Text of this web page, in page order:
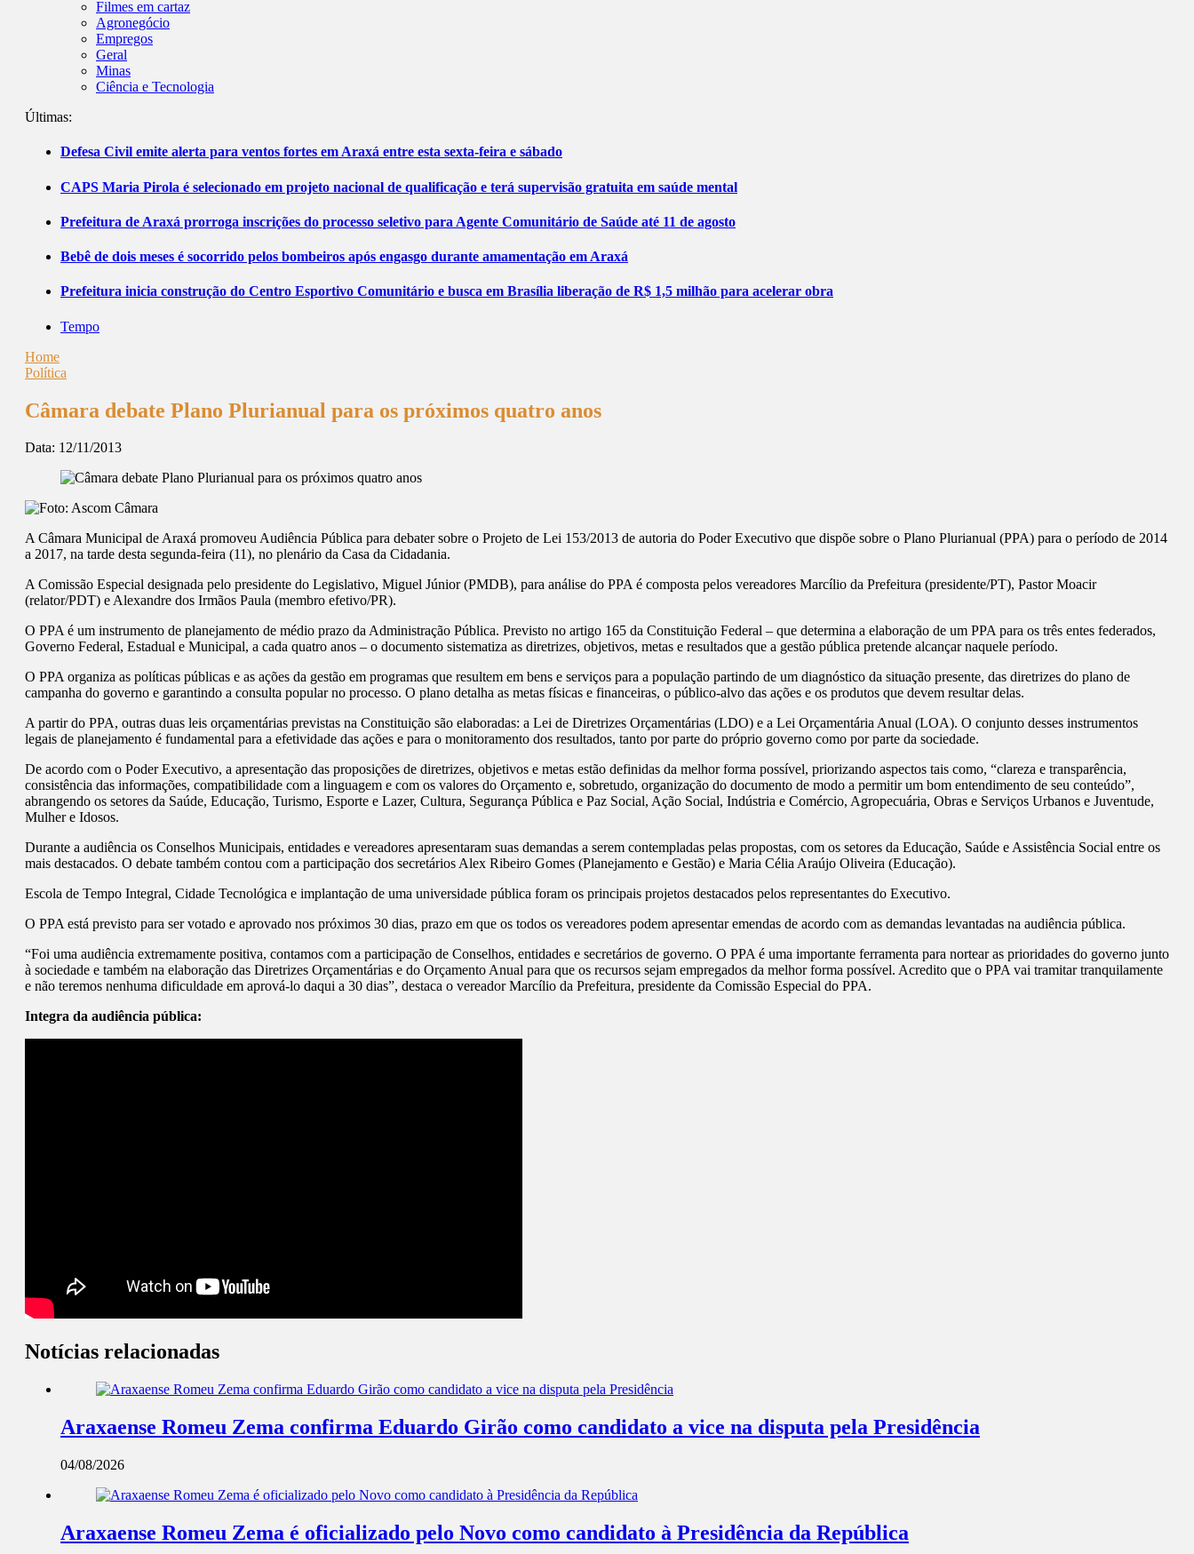
Filmes em cartaz
Agronegócio
Empregos
Geral
Minas
Ciência e Tecnologia
Últimas:
Defesa Civil emite alerta para ventos fortes em Araxá entre esta sexta-feira e sábado
CAPS Maria Pirola é selecionado em projeto nacional de qualificação e terá supervisão gratuita em saúde mental
Prefeitura de Araxá prorroga inscrições do processo seletivo para Agente Comunitário de Saúde até 11 de agosto
Bebê de dois meses é socorrido pelos bombeiros após engasgo durante amamentação em Araxá
Prefeitura inicia construção do Centro Esportivo Comunitário e busca em Brasília liberação de R$ 1,5 milhão para acelerar obra
Tempo
Home
Política
Câmara debate Plano Plurianual para os próximos quatro anos
Data: 12/11/2013
A Câmara Municipal de Araxá promoveu Audiência Pública para debater sobre o Projeto de Lei 153/2013 de autoria do Poder Executivo que dispõe sobre o Plano Plurianual (PPA) para o período de 2014
a 2017, na tarde desta segunda-feira (11), no plenário da Casa da Cidadania.
A Comissão Especial designada pelo presidente do Legislativo, Miguel Júnior (PMDB), para análise do PPA é composta pelos vereadores Marcílio da Prefeitura (presidente/PT), Pastor Moacir
(relator/PDT) e Alexandre dos Irmãos Paula (membro efetivo/PR).
O PPA é um instrumento de planejamento de médio prazo da Administração Pública. Previsto no artigo 165 da Constituição Federal – que determina a elaboração de um PPA para os três entes federados,
Governo Federal, Estadual e Municipal, a cada quatro anos – o documento sistematiza as diretrizes, objetivos, metas e resultados que a gestão pública pretende alcançar naquele período.
O PPA organiza as políticas públicas e as ações da gestão em programas que resultem em bens e serviços para a população partindo de um diagnóstico da situação presente, das diretrizes do plano de
campanha do governo e garantindo a consulta popular no processo. O plano detalha as metas físicas e financeiras, o público-alvo das ações e os produtos que devem resultar delas.
A partir do PPA, outras duas leis orçamentárias previstas na Constituição são elaboradas: a Lei de Diretrizes Orçamentárias (LDO) e a Lei Orçamentária Anual (LOA). O conjunto desses instrumentos
legais de planejamento é fundamental para a efetividade das ações e para o monitoramento dos resultados, tanto por parte do próprio governo como por parte da sociedade.
De acordo com o Poder Executivo, a apresentação das proposições de diretrizes, objetivos e metas estão definidas da melhor forma possível, priorizando aspectos tais como, “clareza e transparência,
consistência das informações, compatibilidade com a linguagem e com os valores do Orçamento e, sobretudo, organização do documento de modo a permitir um bom entendimento de seu conteúdo”,
abrangendo os setores da Saúde, Educação, Turismo, Esporte e Lazer, Cultura, Segurança Pública e Paz Social, Ação Social, Indústria e Comércio, Agropecuária, Obras e Serviços Urbanos e Juventude,
Mulher e Idosos.
Durante a audiência os Conselhos Municipais, entidades e vereadores apresentaram suas demandas a serem contempladas pelas propostas, com os setores da Educação, Saúde e Assistência Social entre os
mais destacados. O debate também contou com a participação dos secretários Alex Ribeiro Gomes (Planejamento e Gestão) e Maria Célia Araújo Oliveira (Educação).
Escola de Tempo Integral, Cidade Tecnológica e implantação de uma universidade pública foram os principais projetos destacados pelos representantes do Executivo.
O PPA está previsto para ser votado e aprovado nos próximos 30 dias, prazo em que os todos os vereadores podem apresentar emendas de acordo com as demandas levantadas na audiência pública.
“Foi uma audiência extremamente positiva, contamos com a participação de Conselhos, entidades e secretários de governo. O PPA é uma importante ferramenta para nortear as prioridades do governo junto
à sociedade e também na elaboração das Diretrizes Orçamentárias e do Orçamento Anual para que os recursos sejam empregados da melhor forma possível. Acredito que o PPA vai tramitar tranquilamente
e não teremos nenhuma dificuldade em aprová-lo daqui a 30 dias”, destaca o vereador Marcílio da Prefeitura, presidente da Comissão Especial do PPA.
Integra da audiência pública:
Notícias relacionadas
Araxaense Romeu Zema confirma Eduardo Girão como candidato a vice na disputa pela Presidência
04/08/2026
Araxaense Romeu Zema é oficializado pelo Novo como candidato à Presidência da República